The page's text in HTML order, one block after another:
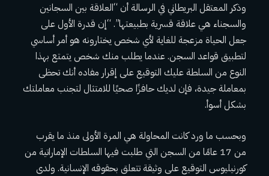
وذكر المعتقل البريطاني في الرسالة أن “العلاقة بين السجانين
والسجناء هي علاقة قسرية بطبيعتها”. “إن قدرة الأول على
جعل الحياة مزعجة للغاية لأي شخص يختارونه هو أمر أساسي
لتطبيق قواعد السجن. عندما يطلب منك شخص يتمتع بهذا
النوع من السلطة عليك التوقيع على إقرار مفاده أنك تحظى
بمعاملة جيدة، فإن لديك حافزًا صحيًا للامتثال لتجنب معاملتك
بشكل أسوأ.
وبحسب ما ورد كانت المحاولة هي المرة الأولى منذ ما يقرب
من 17 عامًا من السجن التي طلبت فيها السلطات الإماراتية من
كورنيليوس التوقيع على وثيقة تتعلق بحقوقه الإنسانية. ولدى